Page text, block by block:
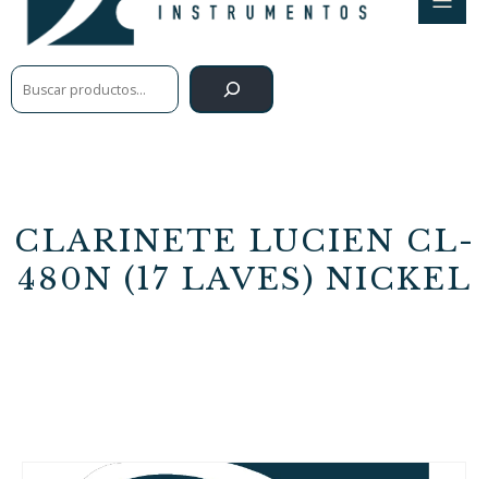
Buscar
CLARINETE LUCIEN CL-
480N (17 LAVES) NICKEL